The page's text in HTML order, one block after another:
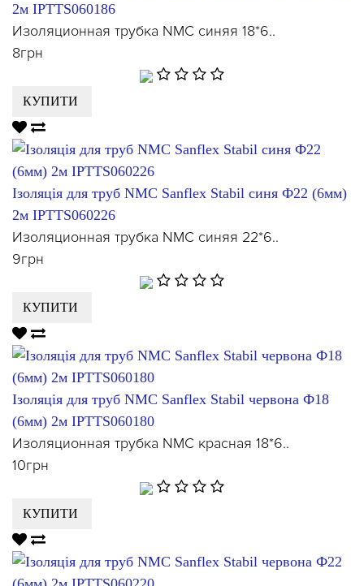
2м IPTTS060186
Изоляционная трубка NMC синяя 18*6..
8грн
КУПИТИ
Ізоляція для труб NMC Sanflex Stabil синя Ф22 (6мм)
2м IPTTS060226
Изоляционная трубка NMC синяя 22*6..
9грн
КУПИТИ
Ізоляція для труб NMC Sanflex Stabil червона Ф18
(6мм) 2м IPTTS060180
Изоляционная трубка NMC красная 18*6..
10грн
КУПИТИ